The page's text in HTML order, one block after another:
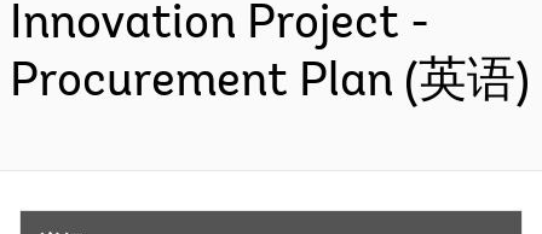
Innovation Project -
Procurement Plan (英语)